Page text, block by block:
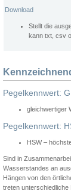
Download
Stellt die
kann txt, csv
Pegelkennwert:
gleichwertiger
Pegelkennwert:
HSW –
Sind in
Wasserstandes an
Hängen von den
treten unterschiedliche